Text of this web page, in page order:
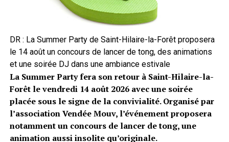
DR : La Summer Party de Saint-Hilaire-la-Forêt proposera
le 14 août un concours de lancer de tong, des animations
et une soirée DJ dans une ambiance estivale
La Summer Party fera son retour à Saint-Hilaire-la-
Forêt le vendredi 14 août 2026 avec une soirée
placée sous le signe de la convivialité. Organisé par
l’association Vendée Mouv, l’événement proposera
notamment un concours de lancer de tong, une
animation aussi insolite qu’originale.